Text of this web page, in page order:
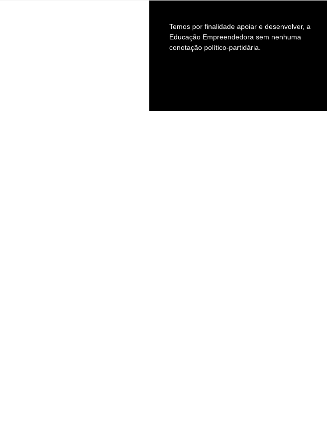
Temos por finalidade apoiar e desenvolver, a
Educação Empreendedora sem nenhuma
conotação político-partidária.